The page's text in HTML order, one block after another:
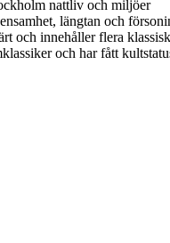
nattliv och miljöer
längtan och
och innehåller flera
och har fått